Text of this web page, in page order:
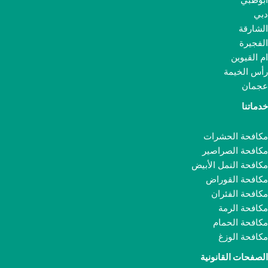
دبي
الشارقة
الفجيرة
ام القيوين
رأس الخيمة
عجمان
خدماتنا
مكافحة الحشرات
مكافحة الصراصير
مكافحة النمل الأبيض
مكافحة القوراض
مكافحة الفئران
مكافحة الرمة
مكافحة الحمام
مكافحة الوزغ
الصفحات القانونية